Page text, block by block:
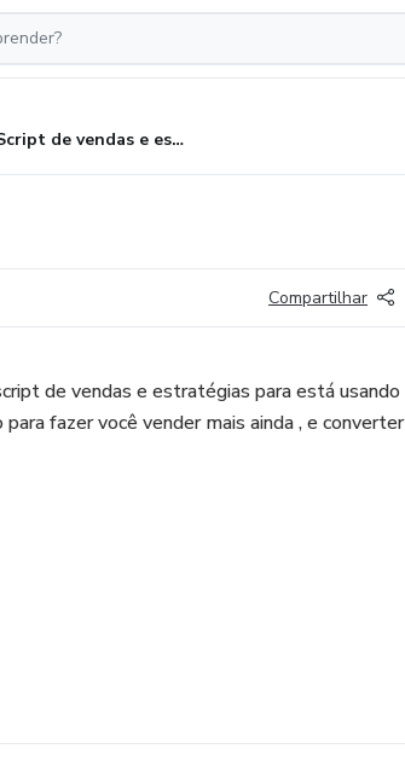
Script de vendas e estratégias
Compartilhar
de vendas e estratégias para está usando
fazer você vender mais ainda , e converter